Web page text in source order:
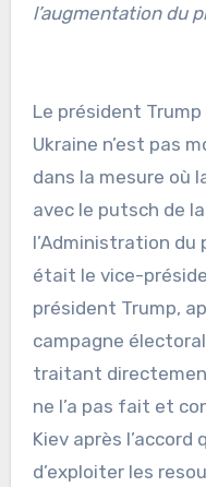
l’augmentation du
Le président
Ukraine n’est pas
dans la mesure où
avec le putsch de
l’Administration du
était le vice-
président Trump,
campagne
traitant
ne l’a pas fait et
Kiev après
d’exploiter les